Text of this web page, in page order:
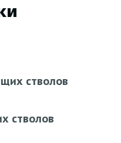
стволов
стволов